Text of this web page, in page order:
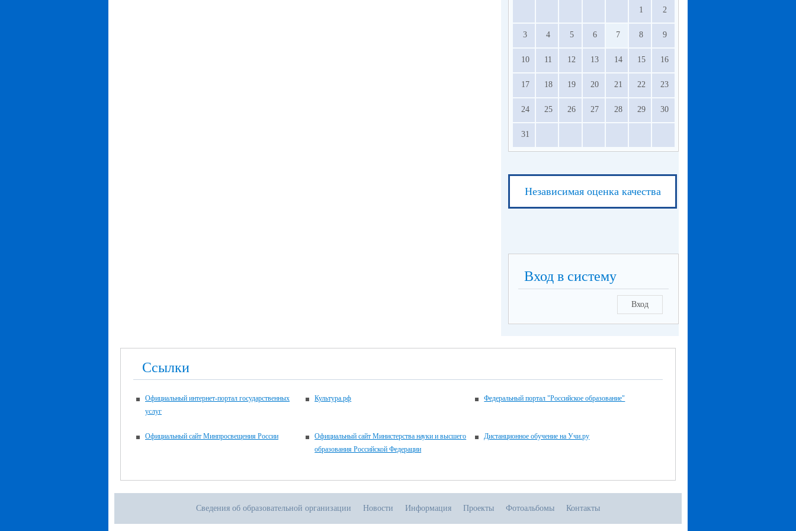
1 2
3 4 5 6 7 8 9
10 11 12 13 14 15 16
17 18 19 20 21 22 23
24 25 26 27 28 29 30
31
Независимая оценка качества
Вход в систему
Вход
Ссылки
Официальный интернет-портал государственных
услуг
Культура.рф Федеральный портал "Российское образование"
Официальный сайт Минпросвещения России
Официальный сайт Министерства науки и высшего
образования Российской Федерации
Дистанционное обучение на Учи.ру
Сведения об образовательной организации Новости Информация Проекты Фотоальбомы Контакты